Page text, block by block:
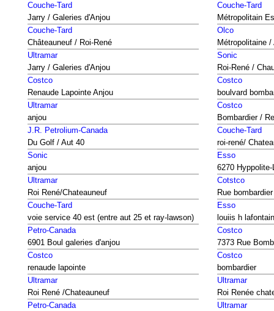
Couche-Tard
Jarry / Galeries d'Anjou
Couche-Tard
Métropolitain
Couche-Tard
Châteauneuf / Roi-René
Olco
Métropolitaine
Ultramar
Jarry / Galeries d'Anjou
Sonic
Roi-René /
Costco
Renaude Lapointe Anjou
Costco
boulvard
Ultramar
anjou
Costco
Bombardier /
J.R. Petrolium-Canada
Du Golf / Aut 40
Couche-Tard
roi-rené/
Sonic
anjou
Esso
6270
Ultramar
Roi René/Chateauneuf
Cotstco
Rue bombardier
Couche-Tard
voie service 40 est (entre aut 25 et ray-lawson)
Esso
louiis h
Petro-Canada
6901 Boul galeries d'anjou
Costco
7373 Rue
Costco
renaude lapointe
Costco
bombardier
Ultramar
Roi René /Chateauneuf
Ultramar
Roi Renée
Petro-Canada
Ultramar